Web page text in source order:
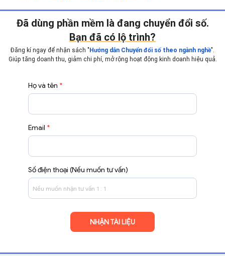
Đã dùng phần mềm là đang chuyển đổi số.
Bạn đã có lộ trình?
Đăng kí ngay để nhận sách " Hướng dẫn Chuyển đổi số theo ngành nghề".
Giúp tăng doanh thu, giảm chi phí, mở rộng hoạt động kinh doanh hiệu quả.
Họ và tên *
Email *
Số điện thoại (Nếu muốn tư vấn)